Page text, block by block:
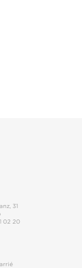
31
02 20